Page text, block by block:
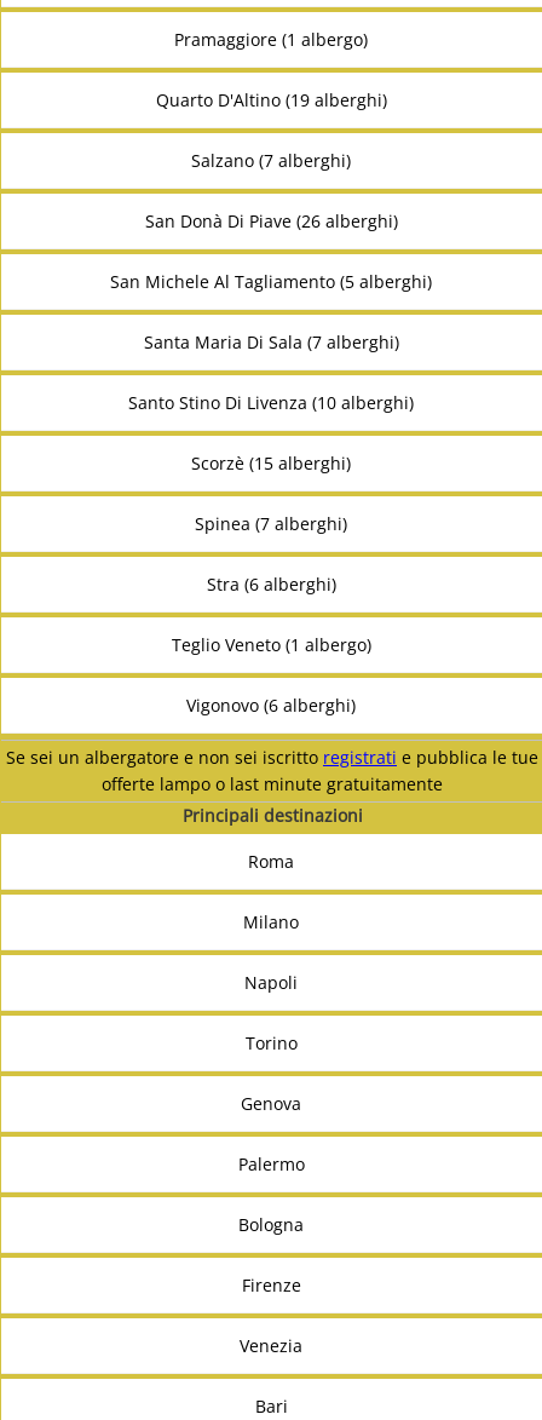
Pramaggiore (1 albergo)
Quarto D'Altino (19 alberghi)
Salzano (7 alberghi)
San Donà Di Piave (26 alberghi)
San Michele Al Tagliamento (5 alberghi)
Santa Maria Di Sala (7 alberghi)
Santo Stino Di Livenza (10 alberghi)
Scorzè (15 alberghi)
Spinea (7 alberghi)
Stra (6 alberghi)
Teglio Veneto (1 albergo)
Vigonovo (6 alberghi)
Se sei un albergatore e non sei iscritto registrati e pubblica le tue
offerte lampo o last minute gratuitamente
Principali destinazioni
Roma
Milano
Napoli
Torino
Genova
Palermo
Bologna
Firenze
Venezia
Bari